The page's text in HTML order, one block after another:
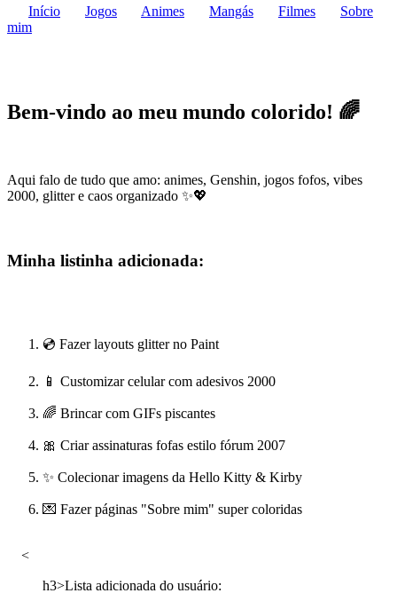
Início Jogos Animes Mangás Filmes
Sobre
mim
Bem-vindo ao meu mundo colorido! 🌈
Aqui falo de tudo que amo: animes, Genshin, jogos fofos, vibes
2000, glitter e caos organizado ✨💖
Minha listinha adicionada:
💿 Fazer layouts glitter no Paint
📱 Customizar celular com adesivos 2000
🌈 Brincar com GIFs piscantes
🎀 Criar assinaturas fofas estilo fórum 2007
✨ Colecionar imagens da Hello Kitty & Kirby
💌 Fazer páginas "Sobre mim" super coloridas
<
h3>Lista adicionada do usuário: